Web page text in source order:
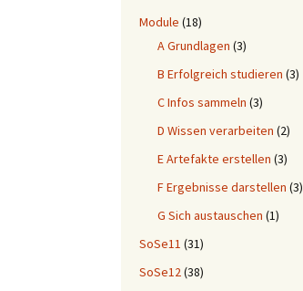
Module (18)
A Grundlagen (3)
B Erfolgreich studieren (3)
C Infos sammeln (3)
D Wissen verarbeiten (2)
E Artefakte erstellen (3)
F Ergebnisse darstellen (3)
G Sich austauschen (1)
SoSe11 (31)
SoSe12(38)